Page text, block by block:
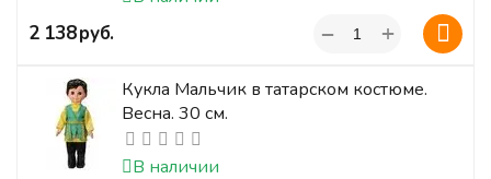
‍2 138‍руб. +
−
Кукла Мальчик в татарском костюме.
Весна. 30 см.
В наличии